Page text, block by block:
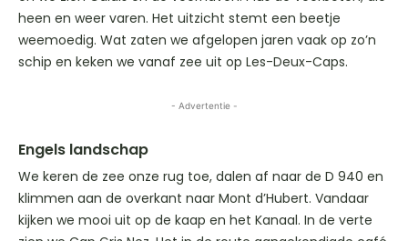
heen en weer varen. Het uitzicht stemt een beetje
weemoedig. Wat zaten we afgelopen jaren vaak op zo’n
schip en keken we vanaf zee uit op Les-Deux-Caps.
- Advertentie -
Engels landschap
We keren de zee onze rug toe, dalen af naar de D 940 en
klimmen aan de overkant naar Mont d’Hubert. Vandaar
kijken we mooi uit op de kaap en het Kanaal. In de verte